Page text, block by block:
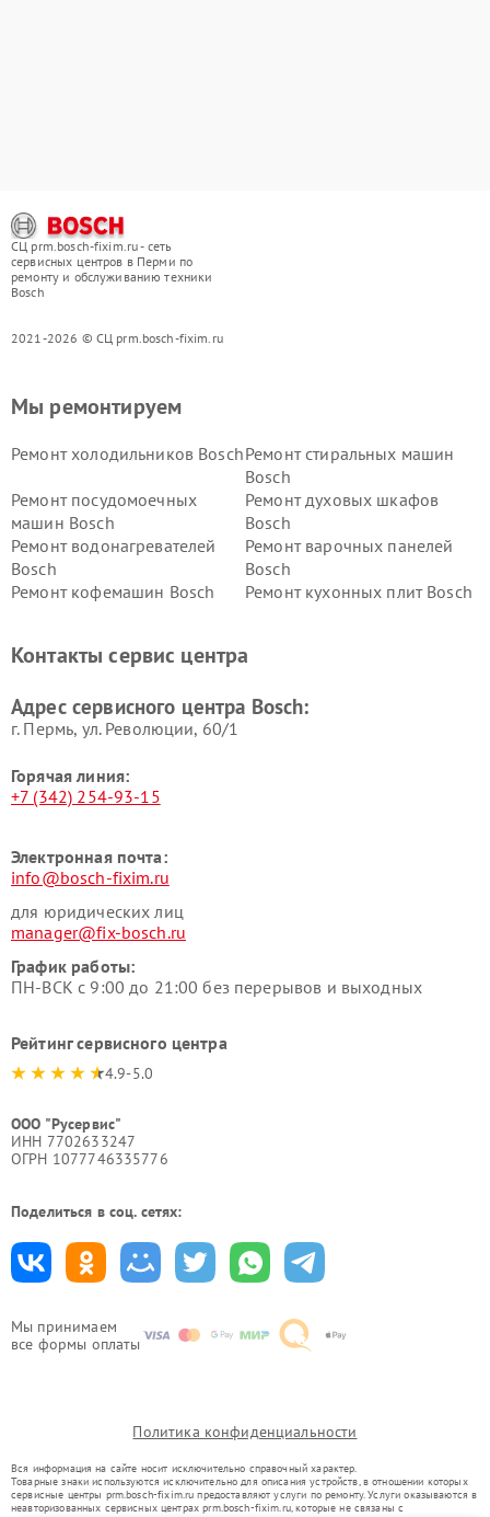
СЦ prm.bosch-fixim.ru - сеть
сервисных центров в Перми по
ремонту и обслуживанию техники
Bosch
2021-2026 © СЦ prm.bosch-fixim.ru
Мы принимаем
все формы оплаты
Мы ремонтируем
Ремонт холодильников BoschРемонт стиральных машин
Bosch
Ремонт посудомоечных
машин Bosch
Ремонт духовых шкафов
Bosch
Ремонт водонагревателей
Bosch
Ремонт варочных панелей
Bosch
Ремонт кофемашин Bosch
Ремонт кухонных плит Bosch
Ремонт сушильных автоматовРемонт морозильных камер
Контакты сервис центра
Адрес сервисного центра Bosch:
г. Пермь, ул. ​Революции, 60/1
Горячая линия:
+7 (342) 254-93-15
Электронная почта:
info@bosch-fixim.ru
для юридических лиц
manager@fix-bosch.ru
График работы:
ПН-ВСК с 9:00 до 21:00 без перерывов и выходных
Рейтинг сервисного центра
4.9-5.0
ООО "Русервис"
ИНН 7702633247
ОГРН 1077746335776
Поделиться в соц. сетях:
Политика конфиденциальности
Вся информация на сайте носит исключительно справочный характер.
Товарные знаки используются исключительно для описания устройств, в отношении которых
сервисные центры prm.bosch-fixim.ru предоставляют услуги по ремонту. Услуги оказываются в
неавторизованных сервисных центрах prm.bosch-fixim.ru, которые не связаны с